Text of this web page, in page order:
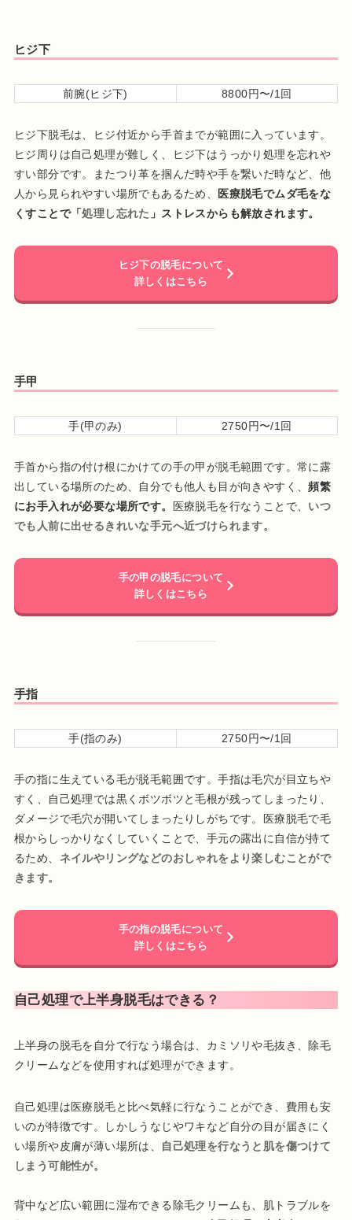
ヒジ下
前腕(ヒジ下) 8800円〜/1回
ヒジ下脱毛は、ヒジ付近から手首までが範囲に入っています。
ヒジ周りは自己処理が難しく、ヒジ下はうっかり処理を忘れや
すい部分です。またつり革を掴んだ時や手を繋いだ時など、他
人から見られやすい場所でもあるため、
医療脱毛でムダ毛をな
くすことで「処理し忘れた 」ストレスからも解放されます。
ヒジ下の脱毛について
詳しくはこちら
手甲
手(甲のみ) 2750円〜/1回
手首から指の付け根にかけての手の甲が脱毛範囲です。常に露
出している場所のため、自分でも他人も目が向きやすく、頻繁
にお手入れが必要な場所です。
医療脱毛を行なうことで、 いつ
でも人前に出せるきれいな手元へ近づけられます。
手の甲の脱毛について
詳しくはこちら
手指
手(指のみ) 2750円〜/1回
手の指に生えている毛が脱毛範囲です。手指は毛穴が目立ちや
すく、自己処理では黒くボツボツと毛根が残ってしまったり、
ダメージで毛穴が開いてしまったりしがちです。医療脱毛で毛
根からしっかりなくしていくことで、手元の露出に自信が持て
るため、 ネイルやリングなどのおしゃれをより楽しむことがで
きます。
手の指の脱毛について
詳しくはこちら
自己処理で上半身脱毛はできる？
上半身の脱毛を自分で行なう場合は、カミソリや毛抜き、除毛
クリームなどを使用すれば処理ができます。
自己処理は医療脱毛と比べ気軽に行なうことができ、費用も安
いのが特徴です。しかしうなじやワキなど自分の目が届きにく
い場所や皮膚が薄い場所は、
自己処理を行なうと肌を傷つけて
しまう可能性が。
背中など広い範囲に湿布できる除毛クリームも、肌トラブルを